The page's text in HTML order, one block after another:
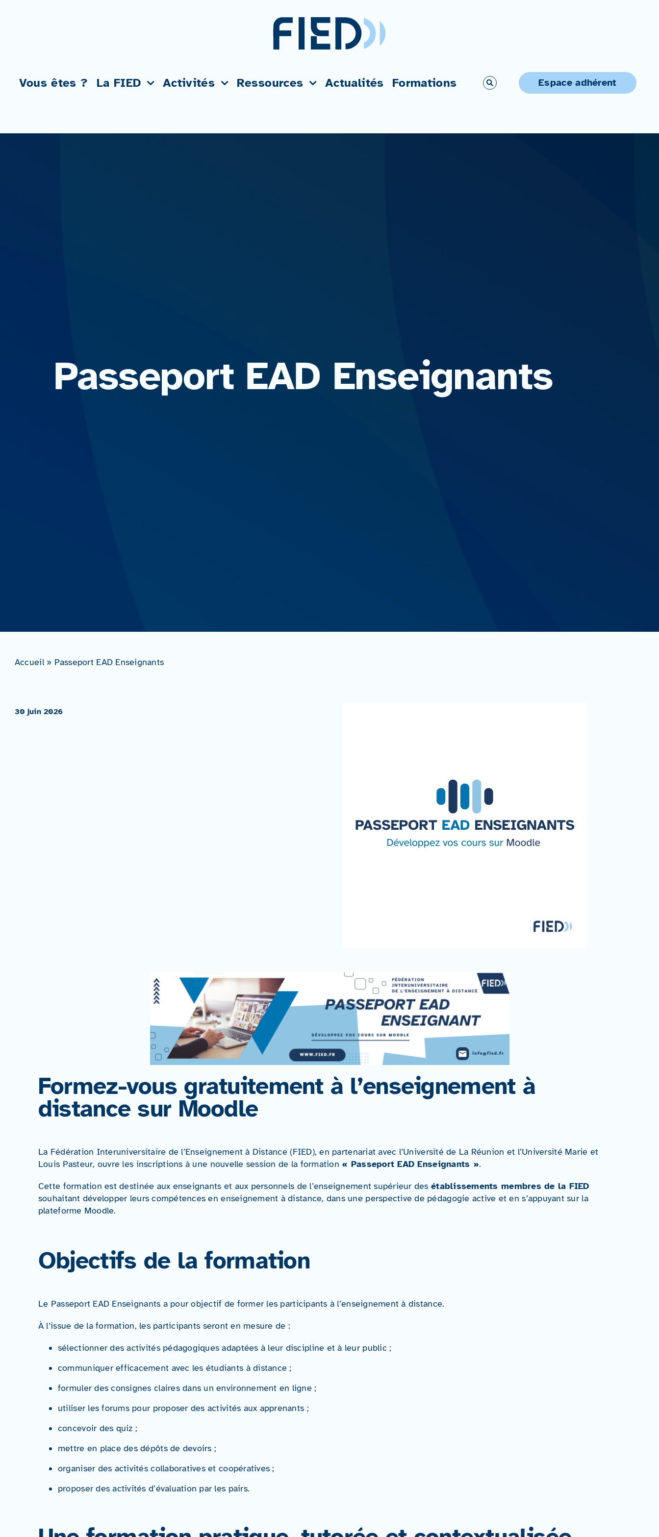
Vous êtes ? La FIED Activités Ressources Actualités Formations Espace adhérent
Passeport EAD Enseignants
Accueil» Passeport EAD Enseignants
30 juin 2026
Formez-vous gratuitement à l’enseignement à
distance sur Moodle
La Fédération Interuniversitaire de l’Enseignement à Distance (FIED), en partenariat avec l’Université de La Réunion et l’Université Marie et
Louis Pasteur, ouvre les inscriptions à une nouvelle session de la formation « Passeport EAD Enseignants ».
Cette formation est destinée aux enseignants et aux personnels de l’enseignement supérieur desétablissements membres de la FIED
souhaitant développer leurs compétences en enseignement à distance, dans une perspective de pédagogie active et en s’appuyant sur la
plateforme Moodle.
Objectifs de la formation
Le Passeport EAD Enseignants a pour objectif de former les participants à l’enseignement à distance.
À l’issue de la formation, les participants seront en mesure de :
sélectionner des activités pédagogiques adaptées à leur discipline et à leur public ;
communiquer efficacement avec les étudiants à distance ;
formuler des consignes claires dans un environnement en ligne ;
utiliser les forums pour proposer des activités aux apprenants ;
concevoir des quiz ;
mettre en place des dépôts de devoirs ;
organiser des activités collaboratives et coopératives ;
proposer des activités d’évaluation par les pairs.